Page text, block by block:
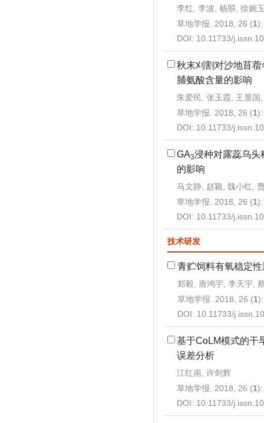
李红, 李波, 杨曌, 徐婉
草地学报. 2018, 26 (1
DOI: 10.11733/
秋末刈割对沙地苜
脯氨酸含量的影响
朱爱民, 张玉霞, 王显国
草地学报. 2018, 26 (1
DOI: 10.11733/
GA3浸种对露蕊乌头
的影响
马文静, 赵颖, 魏小红,
草地学报. 2018, 26 (1
DOI: 10.11733/
技术研发
青贮饲料有氧稳定
郑毅, 唐鸿宇, 李天宇,
草地学报. 2018, 26 (1
DOI: 10.11733/
基于CoLM模式的干
误差分析
江红南, 许剑辉
草地学报. 2018, 26 (1
DOI: 10.11733/